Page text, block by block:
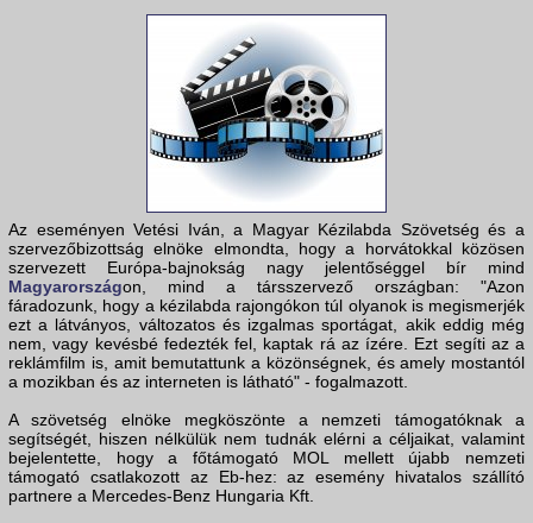
Az eseményen Vetési Iván, a Magyar Kézilabda Szövetség és a
szervezőbizottság elnöke elmondta, hogy a horvátokkal közösen
szervezett Európa-bajnokság nagy jelentőséggel bír mind
Magyarországon, mind a társszervező országban: "Azon
fáradozunk, hogy a kézilabda rajongókon túl olyanok is megismerjék
ezt a látványos, változatos és izgalmas sportágat, akik eddig még
nem, vagy kevésbé fedezték fel, kaptak rá az ízére. Ezt segíti az a
reklámfilm is, amit bemutattunk a közönségnek, és amely mostantól
a mozikban és az interneten is látható" - fogalmazott.
A szövetség elnöke megköszönte a nemzeti támogatóknak a
segítségét, hiszen nélkülük nem tudnák elérni a céljaikat, valamint
bejelentette, hogy a főtámogató MOL mellett újabb nemzeti
támogató csatlakozott az Eb-hez: az esemény hivatalos szállító
partnere a Mercedes-Benz Hungaria Kft.